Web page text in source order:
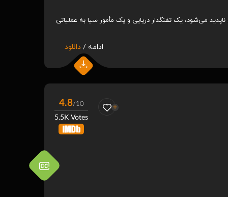
می‌شود، یک تفنگدار دریایی و یک مأمور سیا به عملیاتی
ادامه / دانلود
4.8/10
5.5K Votes